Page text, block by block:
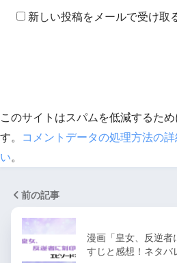
新しい投稿をメールで受け取
このサイトはスパムを低減するた
す。
コメントデータの処理方法の
い。
前の記事
漫画「皇女、反逆者
すじと感想！ネタバ